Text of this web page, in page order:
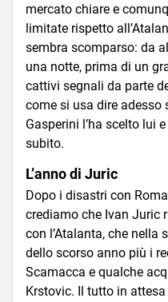
mercato chiare e
limitate rispetto
sembra scomparso: da
una notte, prima di un
cattivi segnali da parte
come si usa dire adesso
Gasperini l’ha scelto lui
subito.
L’anno di Juric
Dopo i disastri con
crediamo che Ivan Juric
con l’Atalanta, che nella
dello scorso anno più i
Scamacca e qualche
Krstovic. Il tutto in